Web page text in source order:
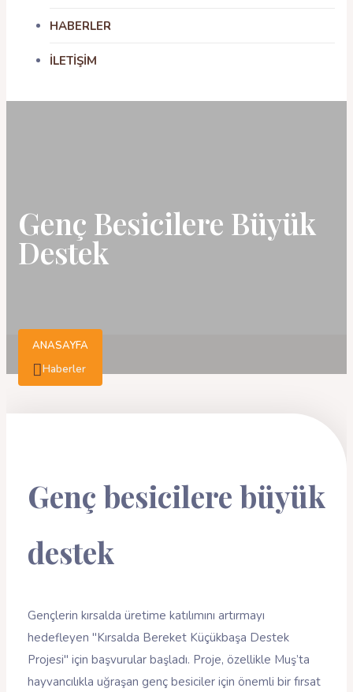
HABERLER
İLETİŞİM
Genç Besicilere Büyük
Destek
ANASAYFA
Haberler
Genç besicilere büyük
destek
Gençlerin kırsalda üretime katılımını artırmayı
hedefleyen "Kırsalda Bereket Küçükbaşa Destek
Projesi" için başvurular başladı. Proje, özellikle Muş’ta
hayvancılıkla uğraşan genç besiciler için önemli bir fırsat